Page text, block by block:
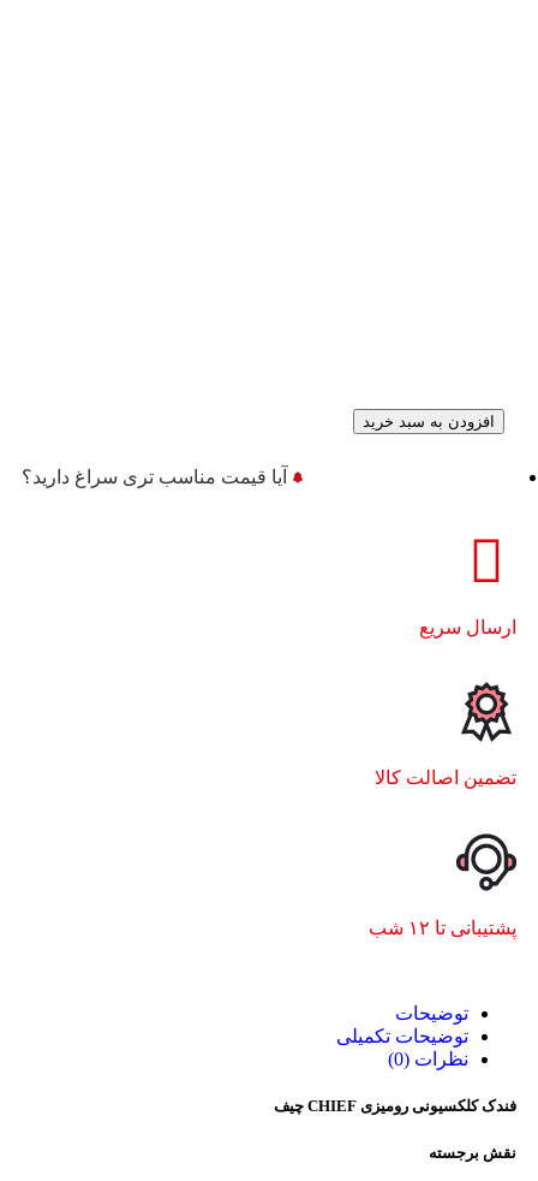
افزودن به سبد خرید
آیا قیمت مناسب تری سراغ دارید؟
ارسال سریع
تضمین اصالت کالا
پشتیبانی تا ۱۲ شب
توضیحات
توضیحات تکمیلی
نظرات (0)
فندک کلکسیونی رومیزی CHIEF چیف
نقش برجسته